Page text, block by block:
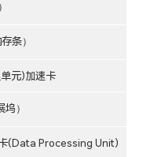
条）
元)加速卡
）
(Data Processing Unit)